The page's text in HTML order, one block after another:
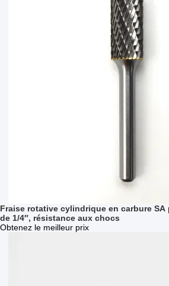
Fraise rotative cylindrique en carbure SA
de 1/4″, résistance aux chocs
Obtenez le meilleur prix